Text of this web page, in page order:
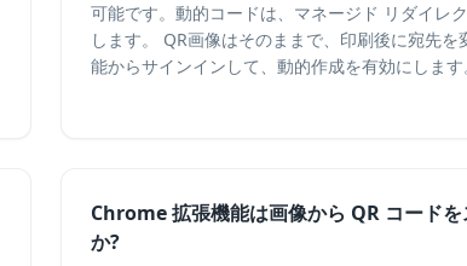
可能です。動的コードは、マネージド リダイレ
します。 QR画像はそのままで、印刷後に宛先
能からサインインして、動的作成を有効にします
Chrome 拡張機能は画像から QR コード
か?